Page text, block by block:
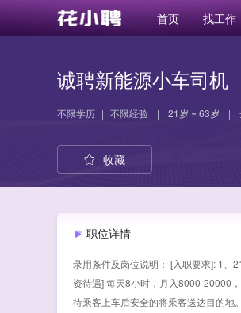
首页 找工作
诚聘新能源小车司机
不限学历 | 不限经验 | 21岁 ~ 63岁 |
收藏
职位详情
录用条件及岗位说明： [入职要求]: 1、
资待遇] 每天8小时，月入8000-20000
待乘客上车后安全的将乘客送达目的地